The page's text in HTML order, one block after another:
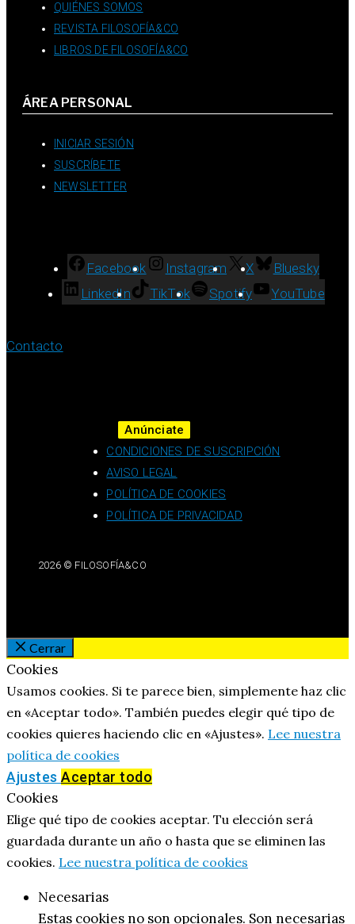
QUIÉNES SOMOS
REVISTA FILOSOFÍA&CO
LIBROS DE FILOSOFÍA&CO
ÁREA PERSONAL
INICIAR SESIÓN
SUSCRÍBETE
NEWSLETTER
Facebook Instagram X
Bluesky
LinkedIn
TikTok Spotify YouTube
Contacto
Anúnciate
CONDICIONES DE SUSCRIPCIÓN
AVISO LEGAL
POLÍTICA DE COOKIES
POLÍTICA DE PRIVACIDAD
2026 © FILOSOFÍA&CO
Cerrar
Cookies
Usamos cookies. Si te parece bien, simplemente haz clic
en «Aceptar todo». También puedes elegir qué tipo de
cookies quieres haciendo clic en «Ajustes». Lee nuestra
política de cookies
Ajustes Aceptar todo
Cookies
Elige qué tipo de cookies aceptar. Tu elección será
guardada durante un año o hasta que se eliminen las
cookies. Lee nuestra política de cookies
Necesarias
Estas cookies no son opcionales. Son necesarias